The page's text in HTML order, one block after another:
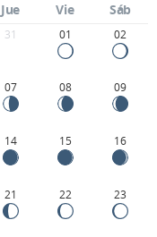
Jue Vie Sáb
31 01 02
07 08 09
14 15 16
21 22 23